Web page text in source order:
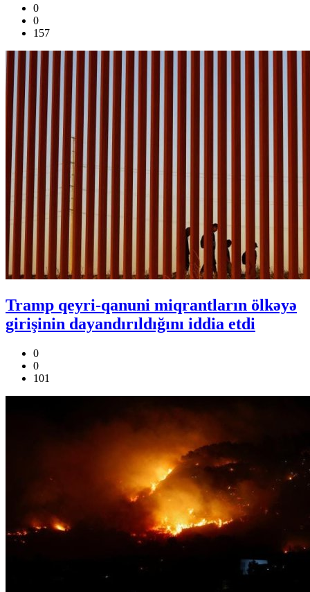
0
0
157
Tramp qeyri-qanuni miqrantların ölkəyə
girişinin dayandırıldığını iddia etdi
0
0
101